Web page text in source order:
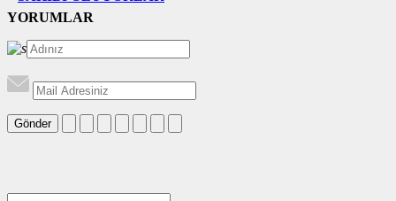
YORUMLAR
Gönder